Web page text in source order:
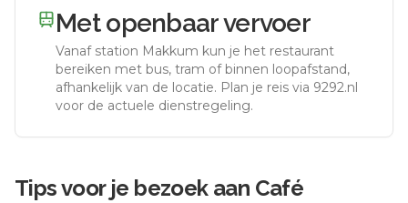
Met openbaar vervoer
Vanaf station Makkum kun je het restaurant
bereiken met bus, tram of binnen loopafstand,
afhankelijk van de locatie. Plan je reis via 9292.nl
voor de actuele dienstregeling.
Tips voor je bezoek aan Café